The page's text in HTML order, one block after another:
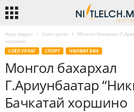
Нүүр хуудас Соёл урлаг
Монгол бахархал
хоршино
СОЁЛ УРЛАГ СПОРТ ЧӨЛӨӨТ БӨХ
Монгол бахархал
Г.Ариунбаатар
Бачкатай хоршино